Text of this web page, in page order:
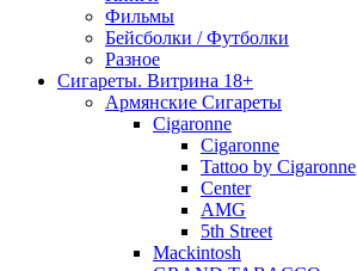
Фильмы
Бейсболки / Футболки
Разное
Сигареты. Витрина 18+
Армянские Сигареты
Cigaronne
Cigaronne
Tattoo by Cigaronne
Center
AMG
5th Street
Mackintosh